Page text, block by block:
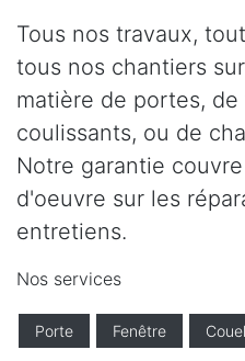
Tous nos travaux,
tous nos chantiers
matière de portes,
coulissants, ou de
Notre garantie
d'oeuvre sur les
entretiens.
Nos services
Porte Fenêtre